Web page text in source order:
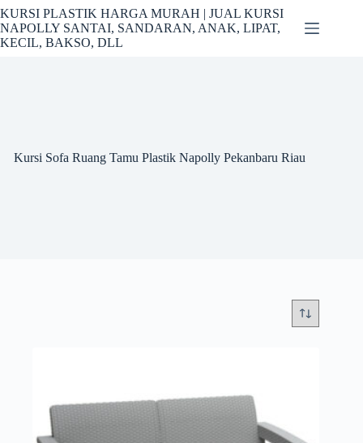
Skip
to
content
KURSI PLASTIK HARGA MURAH | JUAL KURSI
NAPOLLY SANTAI, SANDARAN, ANAK, LIPAT,
KECIL, BAKSO, DLL
Kursi Sofa Ruang Tamu Plastik Napolly Pekanbaru Riau